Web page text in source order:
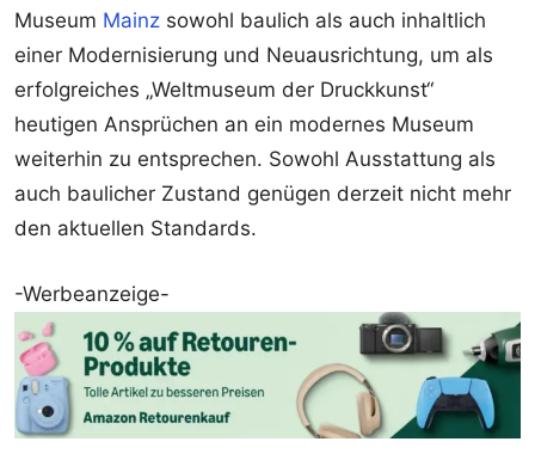
Museum Mainz sowohl baulich als auch inhaltlich
einer Modernisierung und Neuausrichtung, um als
erfolgreiches „Weltmuseum der Druckkunst“
heutigen Ansprüchen an ein modernes Museum
weiterhin zu entsprechen. Sowohl Ausstattung als
auch baulicher Zustand genügen derzeit nicht mehr
den aktuellen Standards.
-Werbeanzeige-